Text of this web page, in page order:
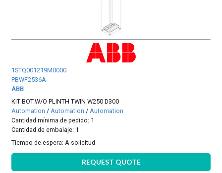
1STQ001219M0000
PBWF2536A
ABB
KIT BOT.W/O PLINTH TWIN W250 D300
Automation /Automation /Automation
Cantidad mínima de pedido: 1
Cantidad de embalaje: 1
Tiempo de espera: A solicitud
REQUEST QUOTE